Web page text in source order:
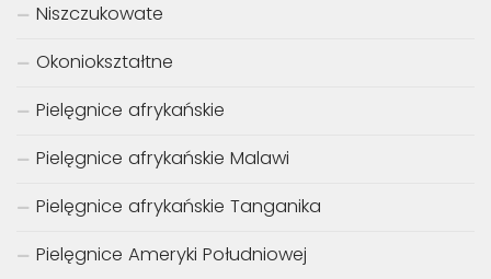
Niszczukowate
Okoniokształtne
Pielęgnice afrykańskie
Pielęgnice afrykańskie Malawi
Pielęgnice afrykańskie Tanganika
Pielęgnice Ameryki Południowej